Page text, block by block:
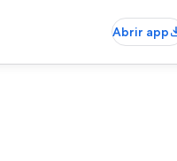
Abrir app